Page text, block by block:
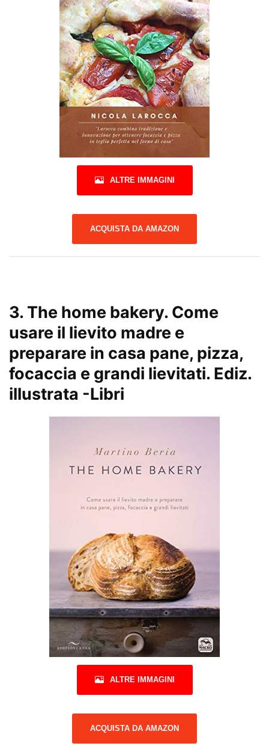
ALTRE IMMAGINI
ACQUISTA DA AMAZON
3. The home bakery. Come
usare il lievito madre e
preparare in casa pane, pizza,
focaccia e grandi lievitati. Ediz.
illustrata -Libri
ALTRE IMMAGINI
ACQUISTA DA AMAZON